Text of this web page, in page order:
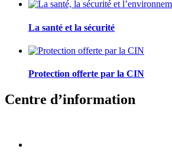
La santé et la sécurité
Protection offerte par la CIN
Centre d’information